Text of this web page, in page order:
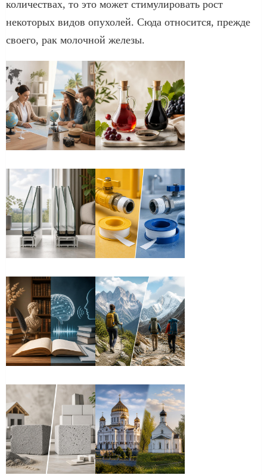
количествах, то это может стимулировать рост
некоторых видов опухолей. Сюда относится, прежде
своего, рак молочной железы.